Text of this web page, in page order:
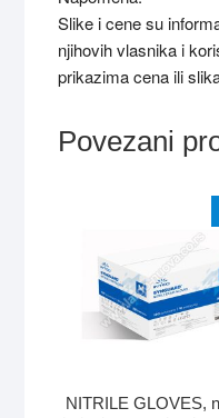
Slike i cene su
njihovih vlasnika i
prikazima cena ili
Povezani
NITRILE GLOVES,